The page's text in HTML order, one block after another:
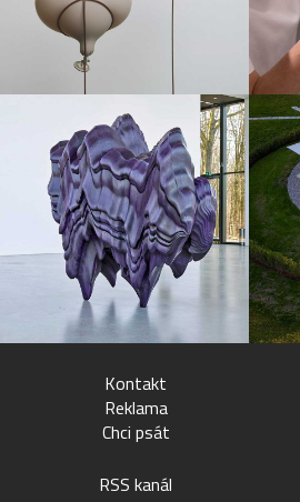
Kontakt
Reklama
Chci psát
RSS kanál